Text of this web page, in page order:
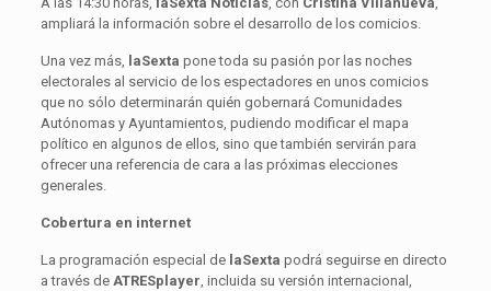
ampliará la información sobre el desarrollo de los comicios.
Una vez más, laSexta pone toda su pasión por las noches
electorales al servicio de los espectadores en unos comicios
que no sólo determinarán quién gobernará Comunidades
Autónomas y Ayuntamientos, pudiendo modificar el mapa
político en algunos de ellos, sino que también servirán para
ofrecer una referencia de cara a las próximas elecciones
generales.
Cobertura en internet
La programación especial de laSexta podrá seguirse en directo
a través de ATRESplayer , incluida su versión internacional,